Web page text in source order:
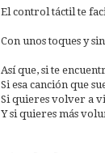
El control táctil te
Con unos toques y
Así que, si te
Si esa canción que
Si quieres volver a
Y si quieres más